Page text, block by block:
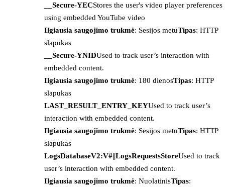
__Secure-YECStores the user's video player preferences
using embedded YouTube video
Ilgiausia saugojimo trukmė: Sesijos metuTipas: HTTP
slapukas
__Secure-YNIDUsed to track user’s interaction with
embedded content.
Ilgiausia saugojimo trukmė: 180 dienosTipas: HTTP
slapukas
LAST_RESULT_ENTRY_KEYUsed to track user’s
interaction with embedded content.
Ilgiausia saugojimo trukmė: Sesijos metuTipas: HTTP
slapukas
LogsDatabaseV2:V#||LogsRequestsStoreUsed to track
user’s interaction with embedded content.
Ilgiausia saugojimo trukmė: NuolatinisTipas: